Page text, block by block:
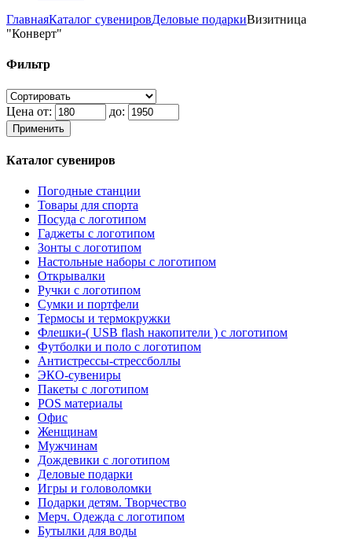
ГлавнаяКаталог сувенировДеловые подаркиВизитница
"Конверт"
Фильтр
Цена от: до:
Применить
Каталог сувениров
Погодные станции
Товары для спорта
Посуда с логотипом
Гаджеты с логотипом
Зонты с логотипом
Настольные наборы с логотипом
Открывалки
Ручки с логотипом
Сумки и портфели
Термосы и термокружки
Флешки-( USB flash накопители ) с логотипом
Футболки и поло с логотипом
Антистрессы-стрессболлы
ЭКО-сувениры
Пакеты с логотипом
POS материалы
Офис
Женщинам
Мужчинам
Дождевики с логотипом
Деловые подарки
Игры и головоломки
Подарки детям. Творчество
Мерч. Одежда с логотипом
Бутылки для воды